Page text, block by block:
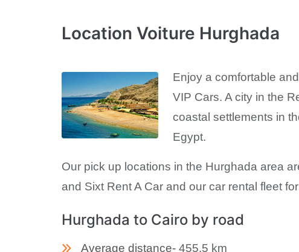
Location Voiture Hurghada
Enjoy a comfortable
VIP Cars. A city in the
coastal settlements in
Egypt.
Our pick up locations in the Hurghada area
and Sixt Rent A Car and our car rental fleet
Hurghada to Cairo by road
Average distance- 455.5 km